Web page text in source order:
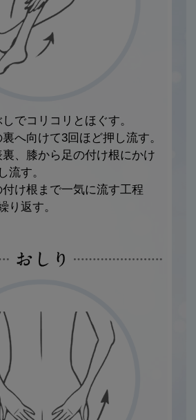
でコリコリとほぐす。
へ向けて3回ほど押し流す。
、膝から足の付け根にかけ
流す。
け根まで一気に流す工程
り返す。